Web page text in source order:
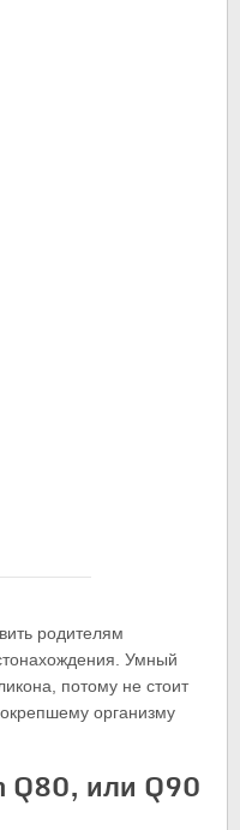
родителям
Умный
потому не стоит
организму
Q80, или Q90